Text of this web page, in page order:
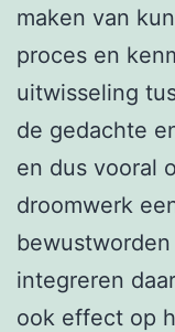
maken van
proces en
uitwisseling
de gedachte
en dus vooral
droomwerk
integreren
ook effect op